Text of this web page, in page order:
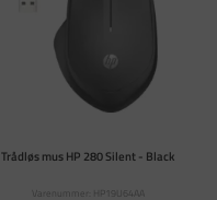
Trådløs mus HP 280 Silent - Black
Varenummer: HP19U64AA